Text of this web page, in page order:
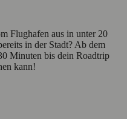
Flughafen aus in unter 20
in der Stadt? Ab dem
Minuten bis dein Roadtrip
kann!